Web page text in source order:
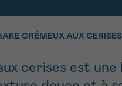
CRÉMEUX AUX CERISES
cerises est
15 801 lu-ve 9h à 18h